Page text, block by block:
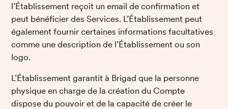
l’Établissement reçoit un email de confirmation et
peut bénéficier des Services. L’Établissement peut
également fournir certaines informations facultatives
comme une description de l’Établissement ou son
logo.
L’Établissement garantit à Brigad que la personne
physique en charge de la création du Compte
dispose du pouvoir et de la capacité de créer le